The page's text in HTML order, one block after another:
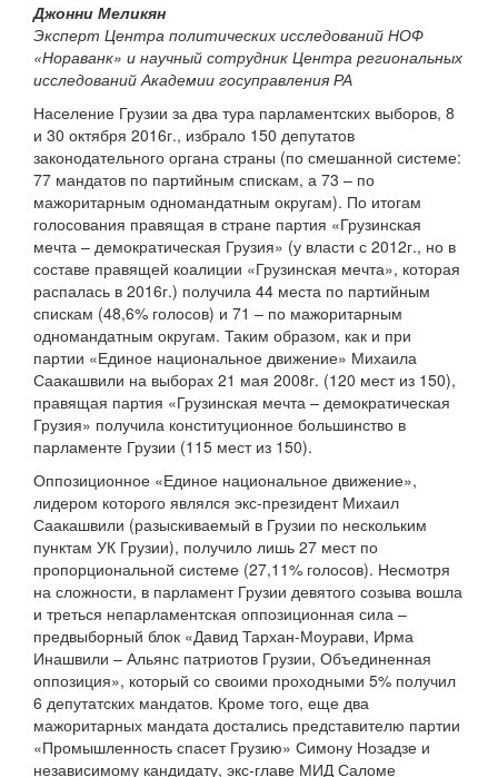
Джонни Меликян
Эксперт Центра политических исследований НОФ
«Нораванк» и научный сотрудник Центра региональных
исследований Академии госуправления РА
Население Грузии за два тура парламентских выборов, 8
и 30 октября 2016г., избрало 150 депутатов
законодательного органа страны (по смешанной системе:
77 мандатов по партийным спискам, а 73 – по
мажоритарным одномандатным округам). По итогам
голосования правящая в стране партия «Грузинская
мечта – демократическая Грузия» (у власти с 2012г., но в
составе правящей коалиции «Грузинская мечта», которая
распалась в 2016г.) получила 44 места по партийным
спискам (48,6% голосов) и 71 – по мажоритарным
одномандатным округам. Таким образом, как и при
партии «Единое национальное движение» Михаила
Саакашвили на выборах 21 мая 2008г. (120 мест из 150),
правящая партия «Грузинская мечта – демократическая
Грузия» получила конституционное большинство в
парламенте Грузии (115 мест из 150).
Оппозиционное «Единое национальное движение»,
лидером которого являлся экс-президент Михаил
Саакашвили (разыскиваемый в Грузии по нескольким
пунктам УК Грузии), получило лишь 27 мест по
пропорциональной системе (27,11% голосов). Несмотря
на сложности, в парламент Грузии девятого созыва вошла
и треться непарламентская оппозиционная сила –
предвыборный блок «Давид Тархан-Моурави, Ирма
Инашвили – Альянс патриотов Грузии, Объединенная
оппозиция», который со своими проходными 5% получил
6 депутатских мандатов. Кроме того, еще два
мажоритарных мандата достались представителю партии
«Промышленность спасет Грузию» Симону Нозадзе и
независимому кандидату, экс-главе МИД Саломе